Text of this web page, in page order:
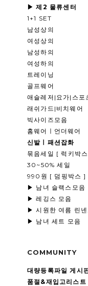
▶ 제2 물류센터
1+1 SET
남성상의
여성상의
남성하의
여성하의
트레이닝
골프웨어
애슬레저|요가|스포
래쉬가드|비치웨어
빅사이즈모음
홈웨어ㅣ언더웨어
신발ㅣ패션잡화
묶음세일 [ 럭키박
30~50% 세일
990원 [ 덤핑박스 ]
▶ 남녀 슬랙스모음
▶ 레깅스 모음
▶ 시원한 여름 린넨
▶ 남녀 세트 모음
COMMUNITY
대량등록파일 게시
품절&재입고리스트